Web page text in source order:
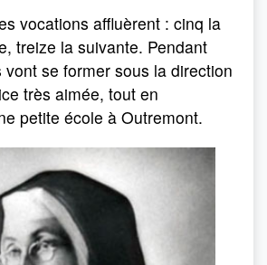
vocations affluèrent : cinq la
treize la suivante. Pendant
se former sous la direction
très aimée, tout en
petite école à Outremont.